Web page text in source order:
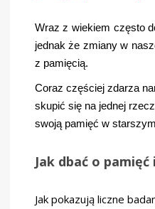
Wraz z wiekiem często
jednak że zmiany w
z pamięcią.
Coraz częściej zdarza
skupić się na jednej
swoją pamięć w
Jak dbać o
Jak pokazują liczne